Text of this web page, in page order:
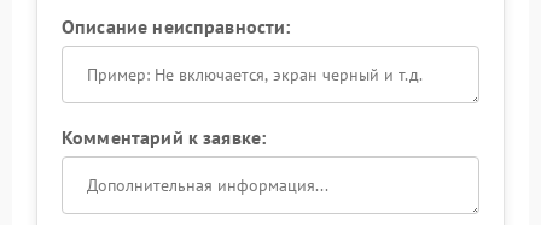
Описание неисправности:
Комментарий к заявке: